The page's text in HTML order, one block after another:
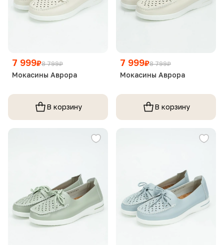
7 999₽8 799₽
Мокасины Аврора
В корзину
7 999₽8 799₽
Мокасины Аврора
В корзину